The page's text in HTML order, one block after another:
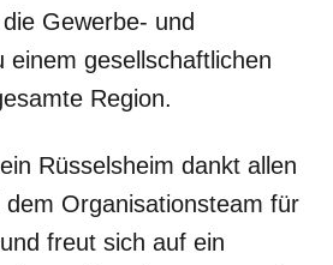
Gewerbe- und
einem gesellschaftlichen
Region.
Rüsselsheim dankt allen
dem Organisationsteam für
freut sich auf ein